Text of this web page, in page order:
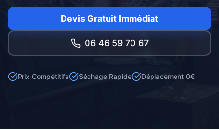
Devis Gratuit Immédiat
06 46 59 70 67
Prix Compétitifs Séchage Rapide Déplacement 0€